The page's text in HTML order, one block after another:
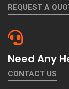
REQUEST A
Need Any
CONTACT US